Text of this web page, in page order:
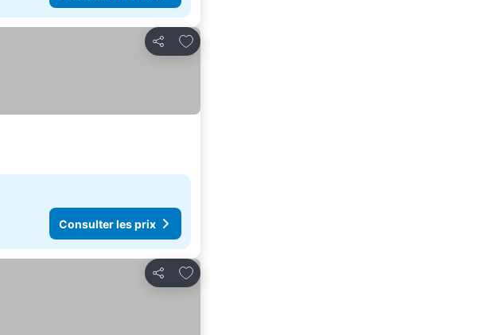
Partager
Ajouter à mes favoris
Consulter les prix
Partager
Ajouter à mes favoris